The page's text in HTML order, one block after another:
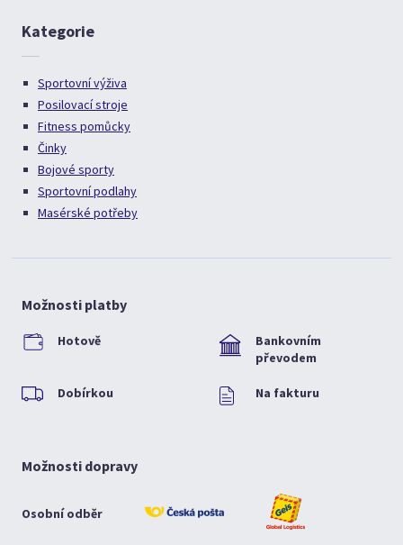
Kategorie
Sportovní výživa
Posilovací stroje
Fitness pomůcky
Činky
Bojové sporty
Sportovní podlahy
Masérské potřeby
Možnosti platby
Hotově
Bankovním
převodem
Dobírkou Na fakturu
Možnosti dopravy
Osobní odběr